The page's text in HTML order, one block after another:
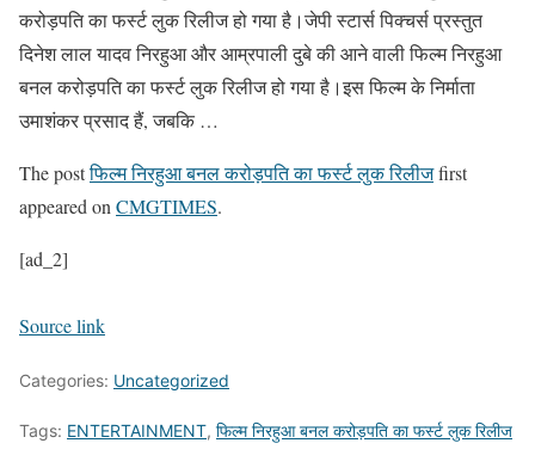
करोड़पति का फर्स्ट लुक रिलीज हो गया है।जेपी स्टार्स पिक्चर्स प्रस्तुत
दिनेश लाल यादव निरहुआ और आम्रपाली दुबे की आने वाली फिल्म निरहुआ
बनल करोड़पति का फर्स्ट लुक रिलीज हो गया है।इस फिल्म के निर्माता
उमाशंकर प्रसाद हैं, जबकि …
The postफिल्म निरहुआ बनल करोड़पति का फर्स्ट लुक रिलीजfirst
appeared on CMGTIMES.
[ad_2]
Source link
Categories: Uncategorized
Tags: ENTERTAINMENT, फिल्म निरहुआ बनल करोड़पति का फर्स्ट लुक रिलीज